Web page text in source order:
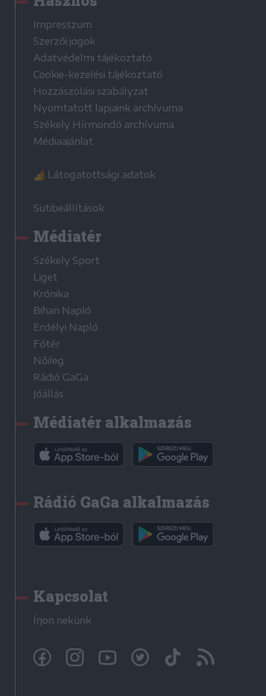
Impresszum
Szerzői jogok
Adatvédelmi tájékoztató
Cookie-kezelési tájékoztató
Hozzászólási szabályzat
Nyomtatott lapjaink archívuma
Székely Hírmondó archívuma
Médiaajánlat
Látogatottsági adatok
Sütibeállítások
Médiatér
Székely Sport
Liget
Krónika
Bihari Napló
Erdélyi Napló
Főtér
Nőileg
Rádió GaGa
Jóállás
Médiatér alkalmazás
Rádió GaGa alkalmazás
Kapcsolat
Írjon nekünk